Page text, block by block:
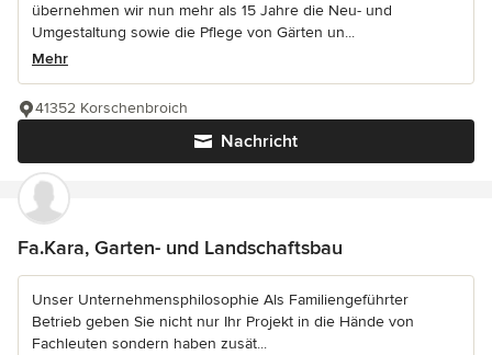
übernehmen wir nun mehr als 15 Jahre die Neu- und
Umgestaltung sowie die Pflege von Gärten un...
Mehr
Nachricht
41352 Korschenbroich
Fa.Kara, Garten- und Landschaftsbau
Unser Unternehmensphilosophie Als Familiengeführter
Betrieb geben Sie nicht nur Ihr Projekt in die Hände von
Fachleuten sondern haben zusät...